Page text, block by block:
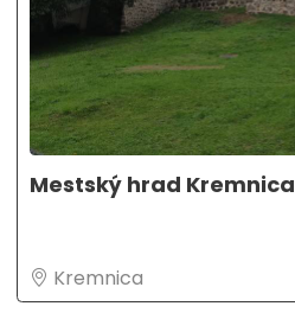
Mestský hrad Kremnica
Kremnica